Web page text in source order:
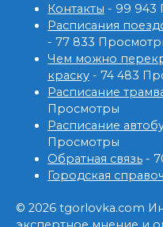
Контакты - 99 943
Расписания
- 77 833
Чем можно
краску - 74 483
Расписание
Просмотры
Расписание
Просмотры
Обратная связь -
Городская
© 2026 tgorlovka.com